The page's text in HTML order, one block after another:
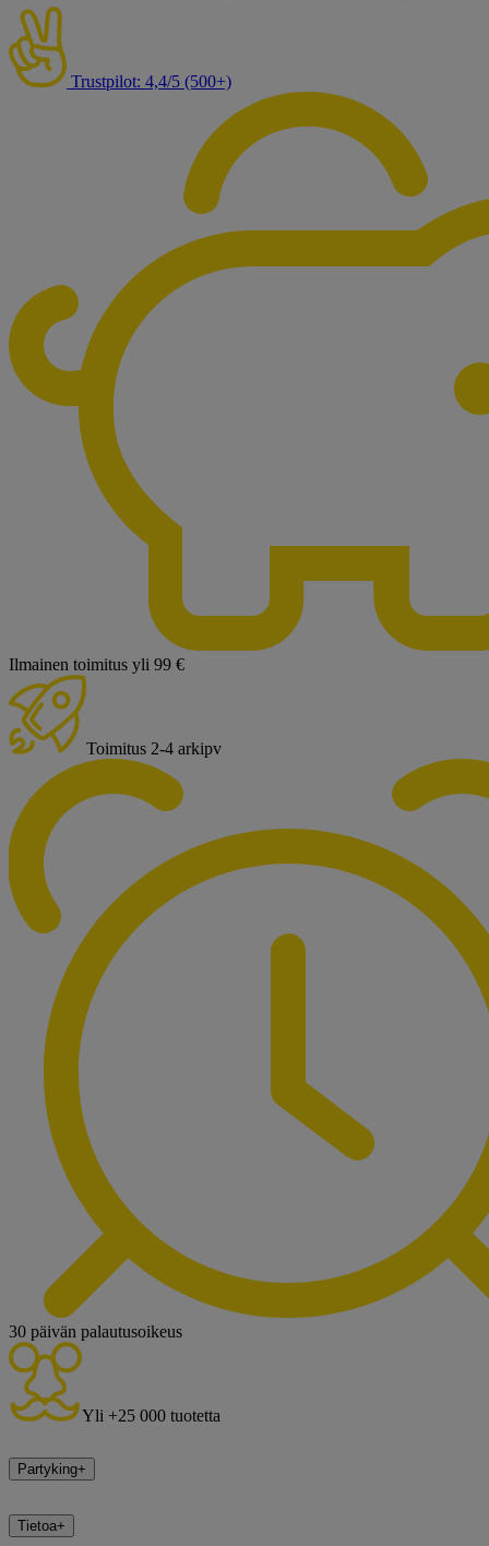
Trustpilot: 4,4/5 (500+)
Ilmainen toimitus yli 99 €
Toimitus 2-4 arkipv
30 päivän palautusoikeus
Yli +25 000 tuotetta
Partyking+
Tietoa+